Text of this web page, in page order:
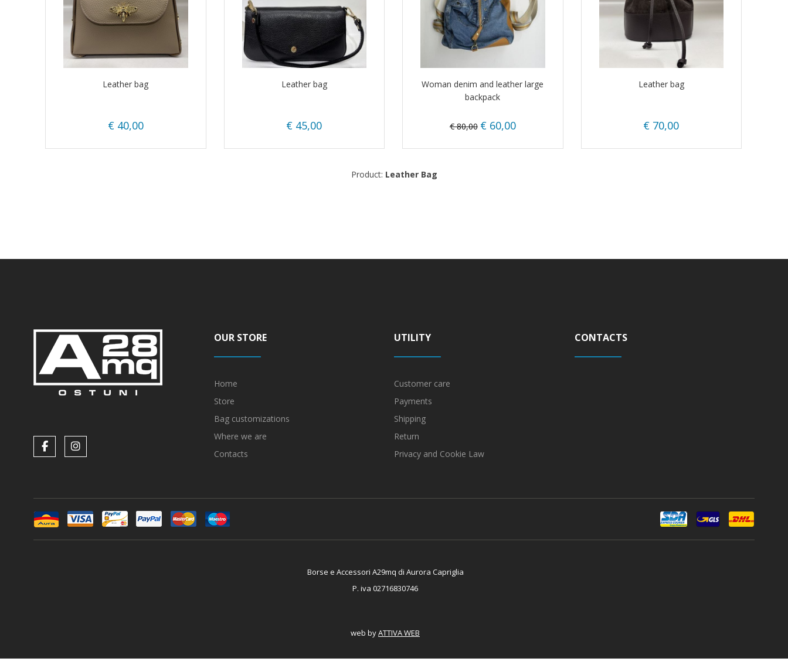
Leather bag
€ 40,00
Leather bag
€ 45,00
Woman denim and leather large
backpack
€ 80,00 € 60,00
Leather bag
€ 70,00
Product: Leather Bag
OUR STORE
Home
Store
Bag customizations
Where we are
Contacts
UTILITY
Customer care
Payments
Shipping
Return
Privacy and Cookie Law
CONTACTS
Borse e Accessori A29mq di Aurora Capriglia
P. iva 02716830746
web byATTIVA WEB